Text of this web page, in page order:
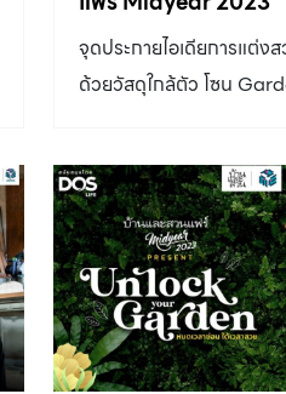
Escape de Phuket เป็นโ
ดีไซน์สไตล์เหมืองแร่ เราไ
ทำเหมืองแร่ ว่ามีวัสดุอะไร
ย้อนยุค เป็นจุดเริ่มต้นที่ทำ
ไม้ “พอกลับมาที่บ้าน ก็เริ่
กับเพื่อนๆ ที่อยู่ทั้งกรุงเทพ
ใหญ่ โดยจับงานเหล็กมา
เฟอร์นิเจอร์ของเราเอง เ
ชื่อ ‘Detail […]
จุดประกายไอเดียการแต่
ด้วยวัสดุใกล้ตัว โซน
รวมได้ด้วย ที่เริ่มจากจุดเ
และริมรั้ว โดยจำลองบรร
พื้นที่รกร้าง ลานกิจกรรม
รับจ้าง และนำเสนอไอเดี
garden และการทำ
แพลงนำวัสดุหาง่ายที่มีอยู่